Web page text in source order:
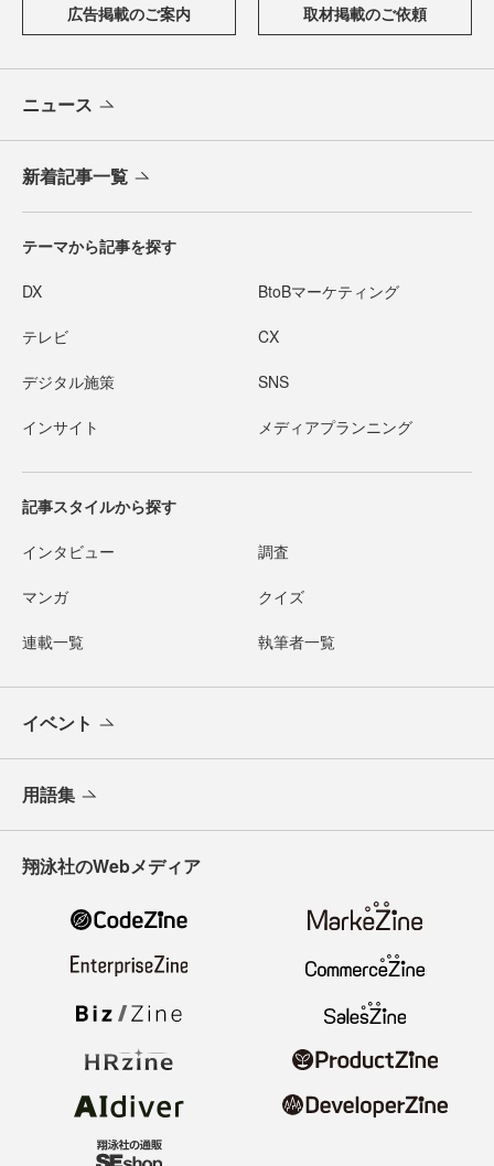
広告掲載のご案内 取材掲載のご依頼
ニュース
新着記事一覧
テーマから記事を探す
DX BtoBマーケティング
テレビ CX
デジタル施策 SNS
インサイト メディアプランニング
記事スタイルから探す
インタビュー 調査
マンガ クイズ
連載一覧 執筆者一覧
イベント
用語集
翔泳社のWebメディア